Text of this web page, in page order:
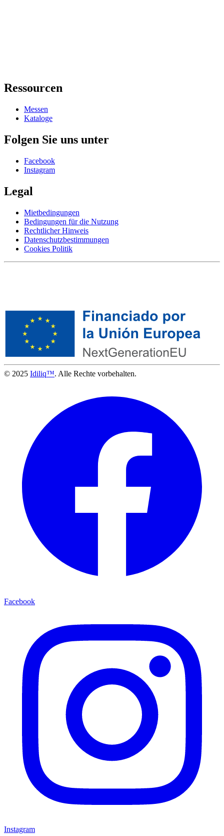
Ressourcen
Messen
Kataloge
Folgen Sie uns unter
Facebook
Instagram
Legal
Mietbedingungen
Bedingungen für die Nutzung
Rechtlicher Hinweis
Datenschutzbestimmungen
Cookies Politik
© 2025 Idiliq™. Alle Rechte vorbehalten.
Facebook
Instagram